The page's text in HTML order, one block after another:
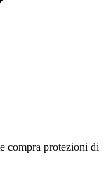
compra protezioni di